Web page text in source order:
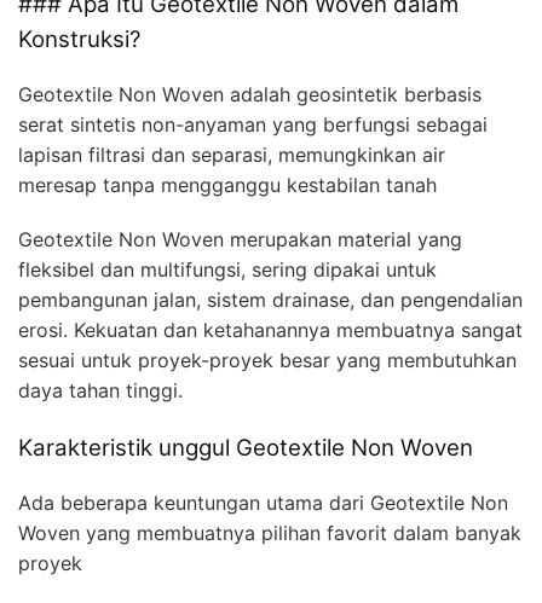
Konstruksi?
Geotextile Non Woven adalah geosintetik berbasis
serat sintetis non-anyaman yang berfungsi sebagai
lapisan filtrasi dan separasi, memungkinkan air
meresap tanpa mengganggu kestabilan tanah
Geotextile Non Woven merupakan material yang
fleksibel dan multifungsi, sering dipakai untuk
pembangunan jalan, sistem drainase, dan pengendalian
erosi. Kekuatan dan ketahanannya membuatnya sangat
sesuai untuk proyek-proyek besar yang membutuhkan
daya tahan tinggi.
Karakteristik unggul Geotextile Non Woven
Ada beberapa keuntungan utama dari Geotextile Non
Woven yang membuatnya pilihan favorit dalam banyak
proyek